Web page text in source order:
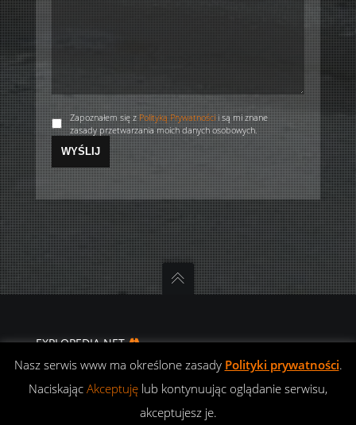
Zapoznałem się zPolityką Prywatnościi są mi znane
zasady przetwarzania moich danych osobowych.
EXPLOPEDIA.NET
DIFFERENT ROADS
PRYWATNOŚCI
Nasz serwis www ma określone zasady Polityki prywatności.
Naciskając Akceptuję lub kontynuując oglądanie serwisu,
akceptujesz je.